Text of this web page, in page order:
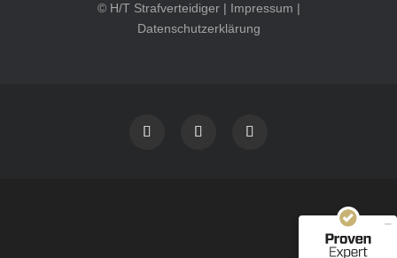
© H/T Strafverteidiger | Impressum |
Datenschutzerklärung
40